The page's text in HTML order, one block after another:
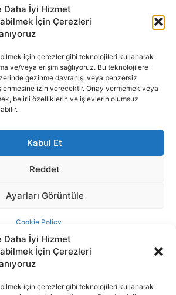
Daha İyi Hizmet
İçin Çerezleri
için çerezler gibi teknolojileri kullanarak